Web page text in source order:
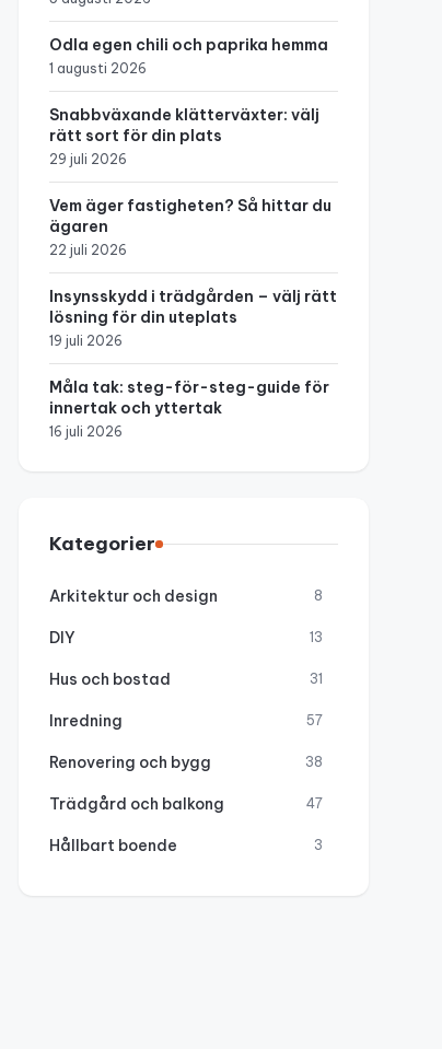
Odla egen chili och paprika hemma
1 augusti 2026
Snabbväxande klätterväxter: välj
rätt sort för din plats
29 juli 2026
Vem äger fastigheten? Så hittar du
ägaren
22 juli 2026
Insynsskydd i trädgården – välj rätt
lösning för din uteplats
19 juli 2026
Måla tak: steg-för-steg-guide för
innertak och yttertak
16 juli 2026
Kategorier
Arkitektur och design 8
DIY 13
Hus och bostad 31
Inredning 57
Renovering och bygg 38
Trädgård och balkong 47
Hållbart boende 3